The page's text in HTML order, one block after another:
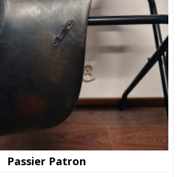
Passier Patron